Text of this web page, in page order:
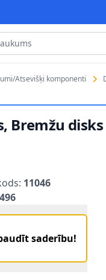
Atsevišķi komponenti
Bremžu disks
11046
saderību!